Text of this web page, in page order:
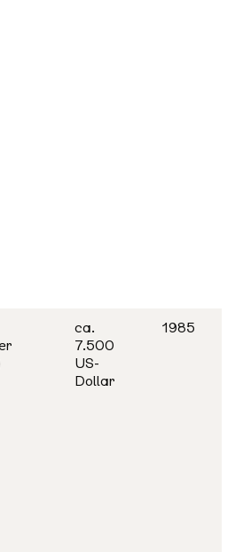
ca.
7.500
US-
Dollar
1985